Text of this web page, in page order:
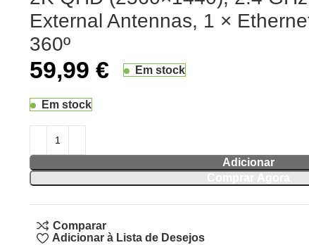
External Antennas, 1 ×
360º
59,99 € Em stock
Em stock
Adicionar
Comparar
Adicionar à Lista de Desejos